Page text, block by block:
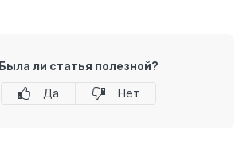
Была ли статья полезной?
Да
Нет